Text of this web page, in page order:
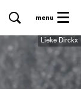
menu
Lieke Dirckx